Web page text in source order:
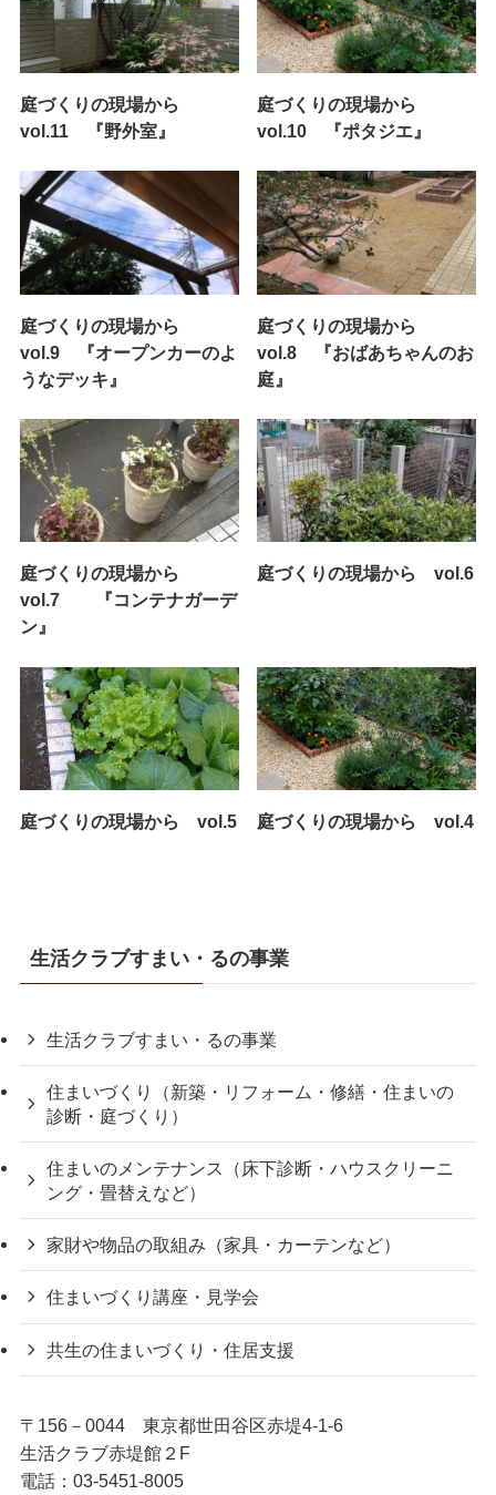
庭づくりの現場から
vol.11 『野外室』
庭づくりの現場から
vol.10 『ポタジエ』
庭づくりの現場から
vol.9 『オープンカーのよ
うなデッキ』
庭づくりの現場から
vol.8 『おばあちゃんのお
庭』
庭づくりの現場から
vol.7 『コンテナガーデ
ン』
庭づくりの現場から vol.6
庭づくりの現場から vol.5 庭づくりの現場から vol.4
生活クラブすまい・るの事業
生活クラブすまい・るの事業
住まいづくり（新築・リフォーム・修繕・住まいの
診断・庭づくり）
住まいのメンテナンス（床下診断・ハウスクリーニ
ング・畳替えなど）
家財や物品の取組み（家具・カーテンなど）
住まいづくり講座・見学会
共生の住まいづくり・住居支援
〒156－0044 東京都世田谷区赤堤4-1-6
生活クラブ赤堤館２F
電話：03-5451-8005